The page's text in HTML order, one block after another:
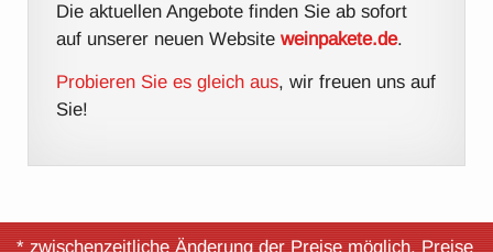
Die aktuellen Angebote finden Sie ab sofort
auf unserer neuen Websiteweinpakete.de.
Probieren Sie es gleich aus, wir freuen uns auf
Sie!
* zwischenzeitliche Änderung der Preise möglich, Preise